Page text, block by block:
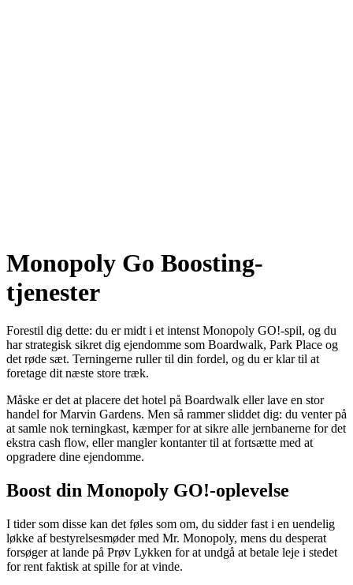
Monopoly Go Boosting-
tjenester
Forestil dig dette: du er midt i et intenst Monopoly GO!-spil, og du
har strategisk sikret dig ejendomme som Boardwalk, Park Place og
det røde sæt. Terningerne ruller til din fordel, og du er klar til at
foretage dit næste store træk.
Måske er det at placere det hotel på Boardwalk eller lave en stor
handel for Marvin Gardens. Men så rammer sliddet dig: du venter på
at samle nok terningkast, kæmper for at sikre alle jernbanerne for det
ekstra cash flow, eller mangler kontanter til at fortsætte med at
opgradere dine ejendomme.
Boost din Monopoly GO!-oplevelse
I tider som disse kan det føles som om, du sidder fast i en uendelig
løkke af bestyrelsesmøder med Mr. Monopoly, mens du desperat
forsøger at lande på Prøv Lykken for at undgå at betale leje i stedet
for rent faktisk at spille for at vinde.